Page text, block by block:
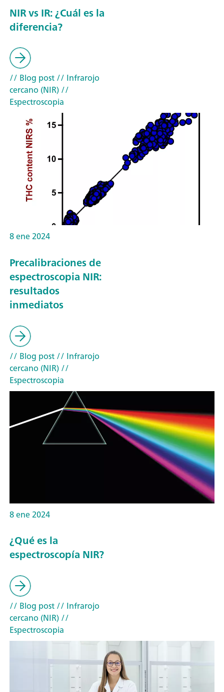
NIR vs IR: ¿Cuál es la
diferencia?
// Blog post// Infrarojo
cercano (NIR)//
Espectroscopia
8 ene 2024
Precalibraciones de
espectroscopia NIR:
resultados
inmediatos
// Blog post// Infrarojo
cercano (NIR)//
Espectroscopia
8 ene 2024
¿Qué es la
espectroscopía NIR?
// Blog post// Infrarojo
cercano (NIR)//
Espectroscopia